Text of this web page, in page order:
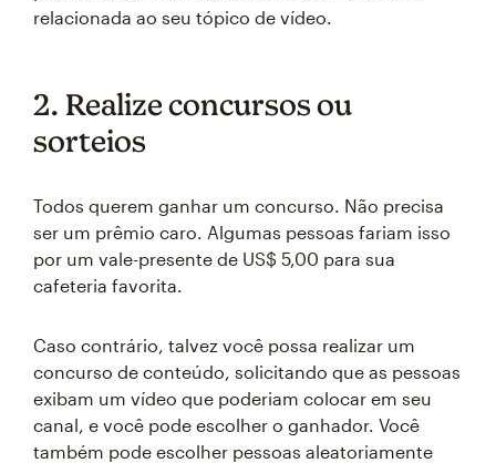
relacionada ao seu tópico de vídeo.
2. Realize concursos ou
sorteios
Todos querem ganhar um concurso. Não precisa
ser um prêmio caro. Algumas pessoas fariam isso
por um vale-presente de US$ 5,00 para sua
cafeteria favorita.
Caso contrário, talvez você possa realizar um
concurso de conteúdo, solicitando que as pessoas
exibam um vídeo que poderiam colocar em seu
canal, e você pode escolher o ganhador. Você
também pode escolher pessoas aleatoriamente